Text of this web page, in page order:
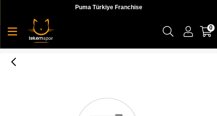
Puma Türkiye Franchise
0